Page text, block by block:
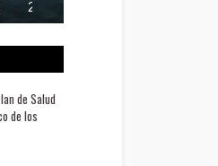
25°C
de Salud
de los